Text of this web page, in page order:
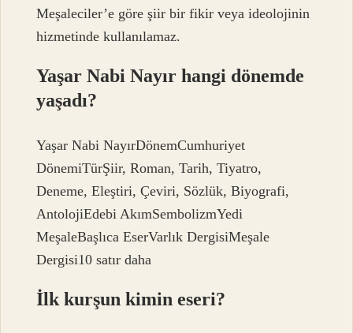
Meşaleciler’e göre şiir bir fikir veya ideolojinin
hizmetinde kullanılamaz.
Yaşar Nabi Nayır hangi dönemde
yaşadı?
Yaşar Nabi NayırDönemCumhuriyet
DönemiTürŞiir, Roman, Tarih, Tiyatro,
Deneme, Eleştiri, Çeviri, Sözlük, Biyografi,
AntolojiEdebi AkımSembolizmYedi
MeşaleBaşlıca EserVarlık DergisiMeşale
Dergisi10 satır daha
İlk kurşun kimin eseri?